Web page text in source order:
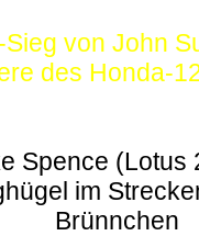
von John
des Honda-
Spence (Lotus
im
Brünnchen